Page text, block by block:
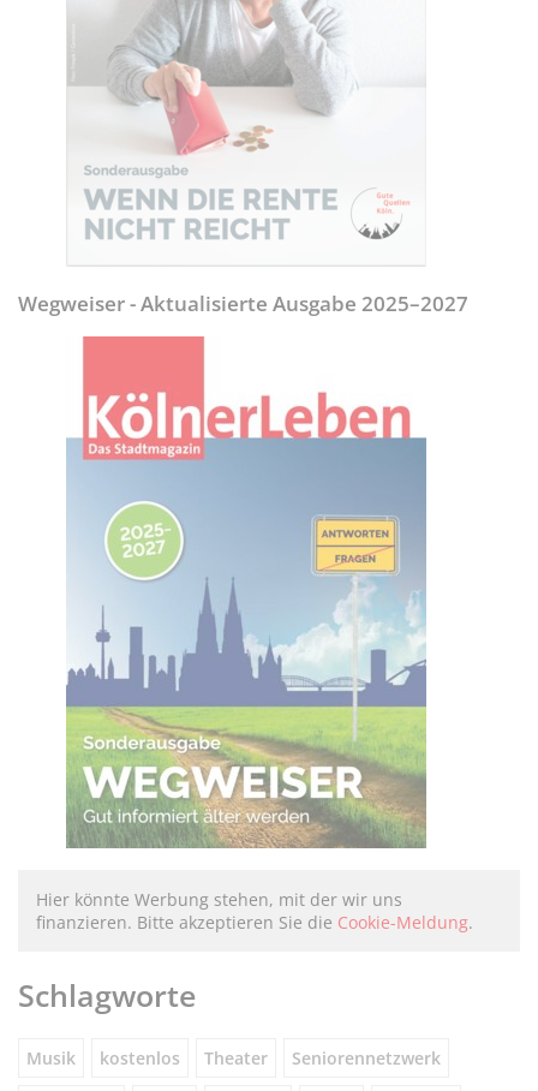
Wegweiser - Aktualisierte Ausgabe 2025–2027
Hier könnte Werbung stehen, mit der wir uns
finanzieren. Bitte akzeptieren Sie die Cookie-Meldung.
Schlagworte
Musik kostenlos Theater Seniorennetzwerk